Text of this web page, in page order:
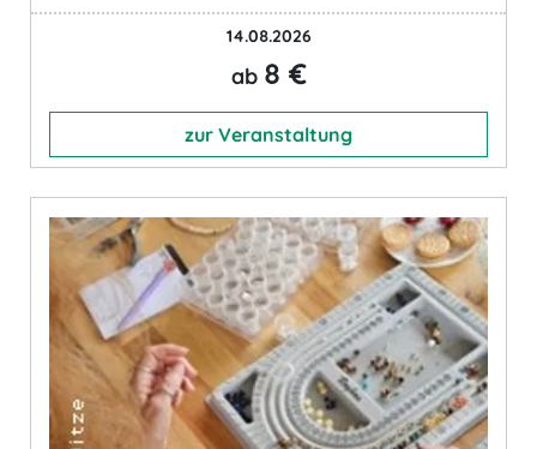
14.08.2026
ab 8 €
zur Veranstaltung